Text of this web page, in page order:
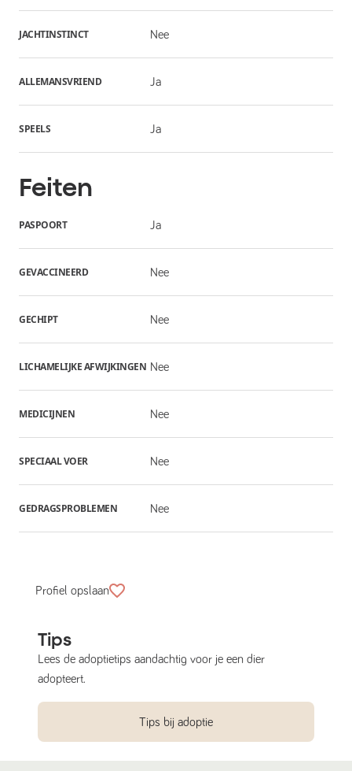
JACHTINSTINCT Nee
ALLEMANSVRIEND Ja
SPEELS Ja
Feiten
PASPOORT Ja
GEVACCINEERD Nee
GECHIPT Nee
LICHAMELIJKE AFWIJKINGEN Nee
MEDICIJNEN Nee
SPECIAAL VOER Nee
GEDRAGSPROBLEMEN Nee
Profiel opslaan
Tips
Lees de adoptietips aandachtig voor je een dier
adopteert.
Tips bij adoptie